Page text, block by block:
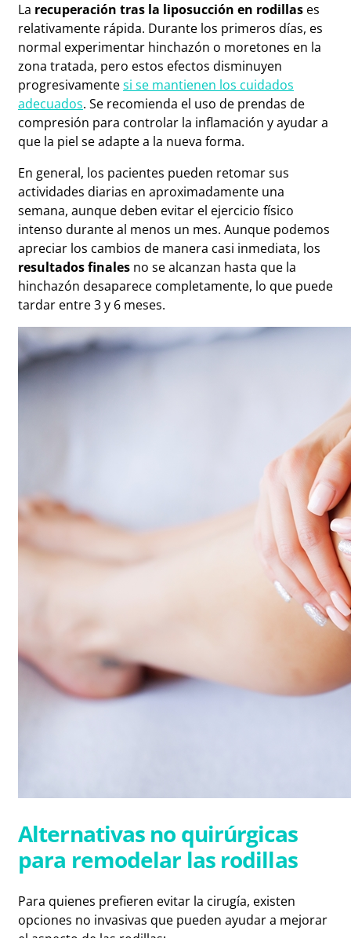
La recuperación tras la liposucción en rodillas es
relativamente rápida. Durante los primeros días, es
normal experimentar hinchazón o moretones en la
zona tratada, pero estos efectos disminuyen
progresivamentesi se mantienen los cuidados
adecuados. Se recomienda el uso de prendas de
compresión para controlar la inflamación y ayudar a
que la piel se adapte a la nueva forma.
En general, los pacientes pueden retomar sus
actividades diarias en aproximadamente una
semana, aunque deben evitar el ejercicio físico
intenso durante al menos un mes. Aunque podemos
apreciar los cambios de manera casi inmediata, los
resultados finales no se alcanzan hasta que la
hinchazón desaparece completamente, lo que puede
tardar entre 3 y 6 meses.
Alternativas no quirúrgicas
para remodelar las rodillas
Para quienes prefieren evitar la cirugía, existen
opciones no invasivas que pueden ayudar a mejorar